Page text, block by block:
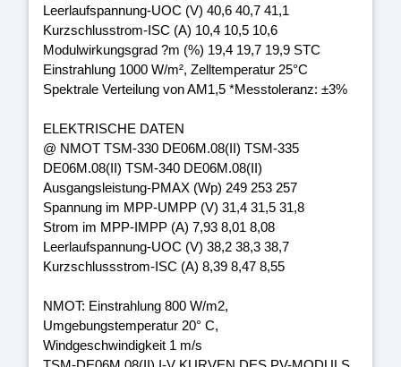
Leerlaufspannung-UOC (V) 40,6 40,7 41,1
Kurzschlusstrom-ISC (A) 10,4 10,5 10,6
Modulwirkungsgrad ?m (%) 19,4 19,7 19,9 STC
Einstrahlung 1000 W/m², Zelltemperatur 25°C
Spektrale Verteilung von AM1,5 *Messtoleranz: ±3%
ELEKTRISCHE DATEN
@ NMOT TSM-330 DE06M.08(II) TSM-335
DE06M.08(II) TSM-340 DE06M.08(II)
Ausgangsleistung-PMAX (Wp) 249 253 257
Spannung im MPP-UMPP (V) 31,4 31,5 31,8
Strom im MPP-IMPP (A) 7,93 8,01 8,08
Leerlaufspannung-UOC (V) 38,2 38,3 38,7
Kurzschlussstrom-ISC (A) 8,39 8,47 8,55
NMOT: Einstrahlung 800 W/m2,
Umgebungstemperatur 20° C,
Windgeschwindigkeit 1 m/s